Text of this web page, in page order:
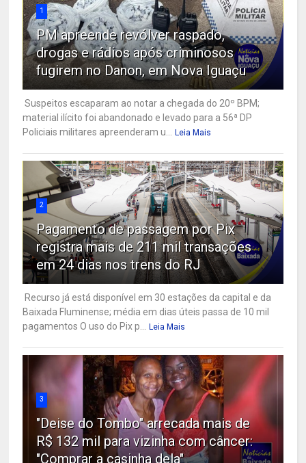
1
PM apreende revólver raspado,
drogas e rádios após criminosos
fugirem no Danon, em Nova Iguaçu
Suspeitos escaparam ao notar a chegada do 20º BPM;
material ilícito foi abandonado e levado para a 56ª DP
Policiais militares apreenderam u...
Leia Mais
2
Pagamento de passagem por Pix
registra mais de 211 mil transações
em 24 dias nos trens do RJ
Recurso já está disponível em 30 estações da capital e da
Baixada Fluminense; média em dias úteis passa de 10 mil
pagamentos O uso do Pix p...
Leia Mais
3
"Deise do Tombo" arrecada mais de
R$ 132 mil para vizinha com câncer:
"Comprar a casinha dela"